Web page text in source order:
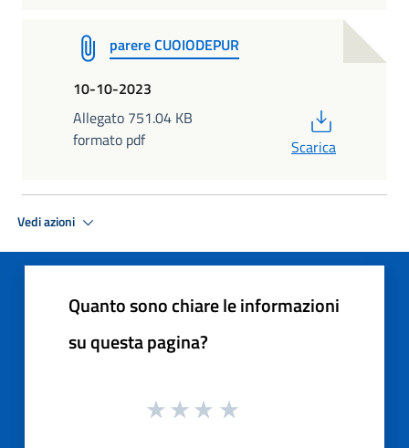
parere CUOIODEPUR
10-10-2023
Allegato 751.04 KB
formato pdf
Scarica
Vedi azioni
Quanto sono chiare le informazioni
su questa pagina?